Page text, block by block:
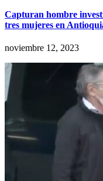
Capturan hombre
tres mujeres en
noviembre 12, 2023